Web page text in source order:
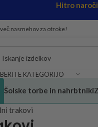
Hitro
nasmehov za otroke!
KATEGORIJO
Šolske torbe in nahrbtniki
trakovi